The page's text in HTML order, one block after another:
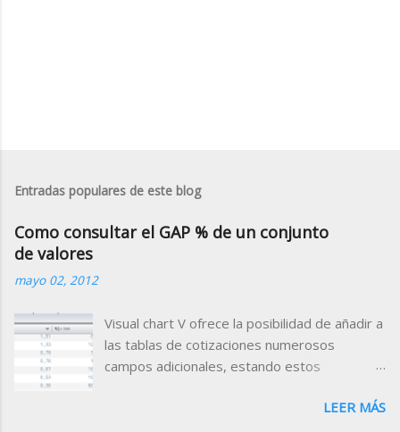
Entradas populares de este blog
Como consultar el GAP % de un conjunto
de valores
mayo 02, 2012
Visual chart V ofrece la posibilidad de añadir a
las tablas de cotizaciones numerosos
campos adicionales, estando estos
tiempo real, valor de indicadores, datosLEER MÁS